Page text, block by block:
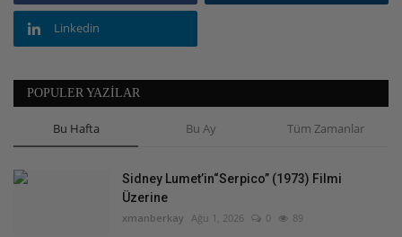
Linkedin
POPULER YAZILAR
Bu Hafta Bu Ay Tüm Zamanlar
Sidney Lumet’in“Serpico” (1973) Filmi
Üzerine
xmanberkay Ağu 1, 2026 0 89